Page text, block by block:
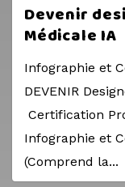
Devenir
Médicale IA
Infographie et
DEVENIR
Certification
Infographie et
(Comprend la...